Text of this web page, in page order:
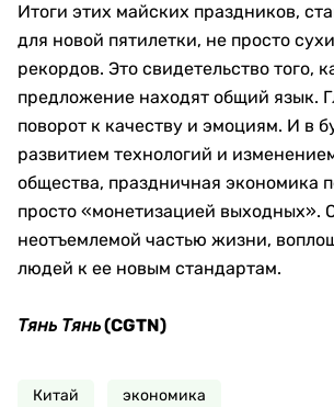
Итоги этих майских праздников,
для новой пятилетки, не просто
рекордов. Это свидетельство того,
предложение находят общий язык.
поворот к качеству и эмоциям. И в
развитием технологий и
общества, праздничная экономика
просто «монетизацией выходных».
неотъемлемой частью жизни,
людей к ее новым стандартам.
Тянь Тянь(CGTN)
Китай экономика